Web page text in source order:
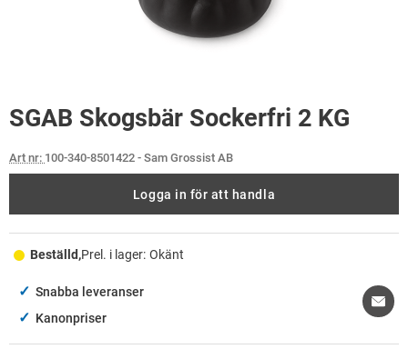
SGAB Skogsbär Sockerfri 2 KG
Art nr: 100-340-8501422 - Sam Grossist AB
Logga in för att handla
Beställd,Prel. i lager: Okänt
✓ Snabba leveranser
✓ Kanonpriser